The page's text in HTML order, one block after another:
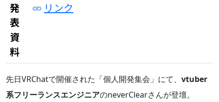
発
表
資
料
リンク
先日VRChatで開催された「個人開発集会」にて、 vtuber
系フリーランスエンジニアのneverClearさんが登壇。